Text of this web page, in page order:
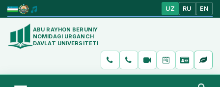
UZ RU EN
ABU RAYHON BERUNIY
NOMIDAGI URGANCH
DAVLAT UNIVERSITETI